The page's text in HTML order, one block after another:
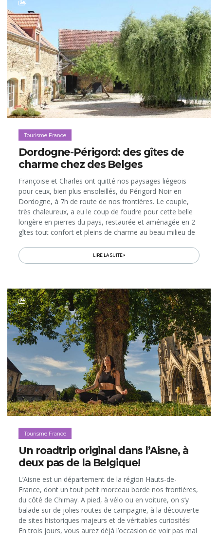
Tourisme France
Dordogne-Périgord: des gîtes de
charme chez des Belges
Françoise et Charles ont quitté nos paysages liégeois
pour ceux, bien plus ensoleillés, du Périgord Noir en
Dordogne, à 7h de route de nos frontières. Le couple,
très chaleureux, a eu le coup de foudre pour cette belle
longère en pierres du pays, restaurée et aménagée en 2
gîtes tout confort et pleins de charme au beau milieu de
LIRE LA SUITE
Tourisme France
Un roadtrip original dans l’Aisne, à
deux pas de la Belgique!
L’Aisne est un département de la région Hauts-de-
France, dont un tout petit morceau borde nos frontières,
du côté de Chimay. A pied, à vélo ou en voiture, on s’y
balade sur de jolies routes de campagne, à la découverte
de sites historiques majeurs et de véritables curiosités!
En trois jours, vous aurez déjà l’occasion de voir pas mal